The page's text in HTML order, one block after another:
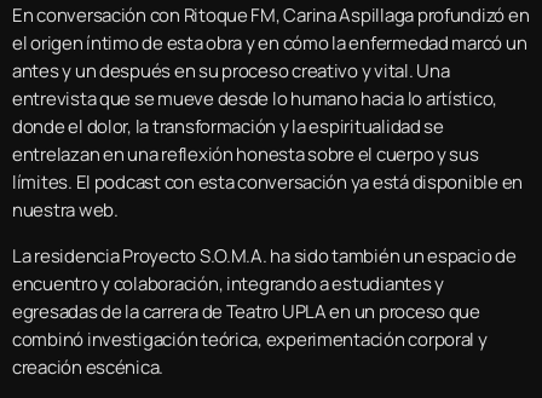
En conversación con Ritoque FM, Carina Aspillaga profundizó en
el origen íntimo de esta obra y en cómo la enfermedad marcó un
antes y un después en su proceso creativo y vital. Una
entrevista que se mueve desde lo humano hacia lo artístico,
donde el dolor, la transformación y la espiritualidad se
entrelazan en una reflexión honesta sobre el cuerpo y sus
límites. El podcast con esta conversación ya está disponible en
nuestra web.
La residencia Proyecto S.O.M.A. ha sido también un espacio de
encuentro y colaboración, integrando a estudiantes y
egresadas de la carrera de Teatro UPLA en un proceso que
combinó investigación teórica, experimentación corporal y
creación escénica.